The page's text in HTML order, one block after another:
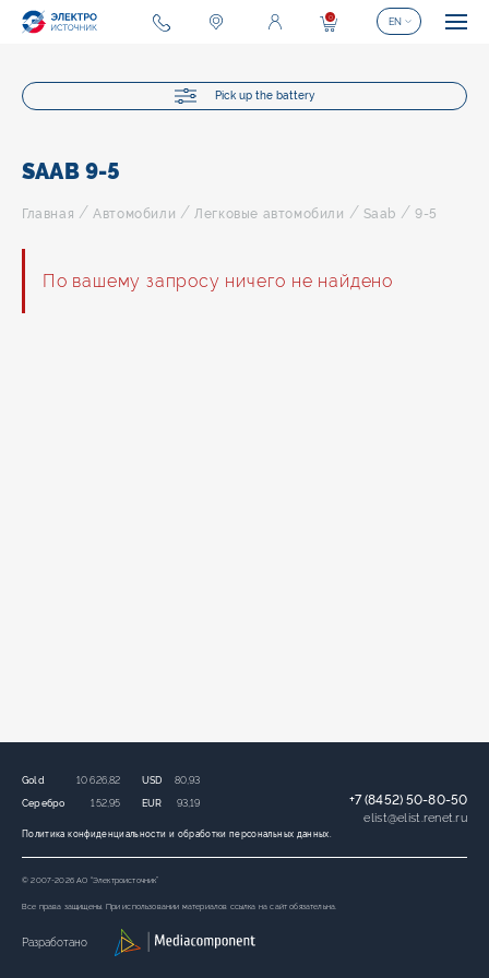
Pick up the battery
SAAB 9-5
Главная /Автомобили /Легковые автомобили / Saab /9-5
По вашему запросу ничего не найдено
Политика конфиденциальности и обработки персональных данных.
Gold 10 626,82
Серебро 152,95
USD 80,93
EUR 93,19 +7 (8452) 50-80-50
elist@elist.renet.ru
© 2007-2026 АО “Электроисточник”
Все права защищены. При использовании материалов ссылка на сайт обязательна.
Разработано
0 EN